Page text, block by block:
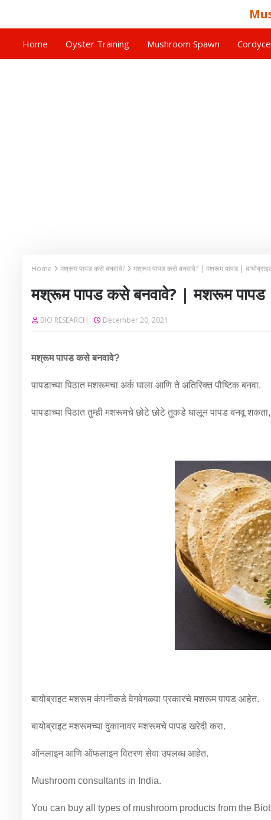
Home Oyster Training Mushroom Spawn
Home मश्रूम पापड कसे बनवावे? मश्रूम पापड कसे बनवावे? | मशरूम पापड |
मश्रूम पापड कसे बनवावे? | मशरूम पापड
BIO RESEARCH December 20, 2021
मश्रूम पापड कसे बनवावे?
पापडाच्या पिठात मशरूमचा अर्क घाला आणि ते अतिरिक्त पौष्टिक बनवा.
पापडाच्या पिठात तुम्ही मशरूमचे छोटे छोटे तुकडे घालून पापड बनवू
बायोब्राइट मशरूम कंपनीकडे वेगवेगळ्या प्रकारचे मशरूम पापड आहेत.
बायोब्राइट मशरूमच्या दुकानावर मशरूमचे पापड खरेदी करा.
ऑनलाइन आणि ऑफलाइन वितरण सेवा उपलब्ध आहेत.
Mushroom consultants in India.
You can buy all types of mushroom products from the